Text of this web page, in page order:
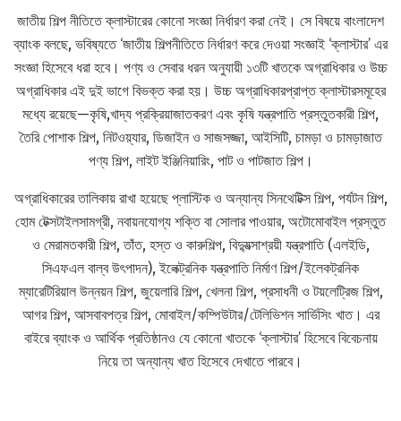
জাতীয় শিল্প নীতিতে ক্লাস্টারের কোনো সংজ্ঞা নির্ধারণ করা নেই। সে বিষয়ে বাংলাদেশ
ব্যাংক বলছে, ভবিষ্যতে ‘জাতীয় শিল্পনীতিতে নির্ধারণ করে দেওয়া সংজ্ঞাই ‘ক্লাস্টার’ এর
সংজ্ঞা হিসেবে ধরা হবে। পণ্য ও সেবার ধরন অনুযায়ী ১৩টি খাতকে অগ্রাধিকার ও উচ্চ
অগ্রাধিকার এই দুই ভাগে বিভক্ত করা হয়। উচ্চ অগ্রাধিকারপ্রাপ্ত ক্লাস্টারসমূহের
মধ্যে রয়েছে—কৃষি,খাদ্য প্রক্রিয়াজাতকরণ এবং কৃষি যন্ত্রপাতি প্রস্তুতকারী শিল্প,
তৈরি পোশাক শিল্প, নিটওয়্যার, ডিজাইন ও সাজসজ্জা, আইসিটি, চামড়া ও চামড়াজাত
পণ্য শিল্প, লাইট ইঞ্জিনিয়ারিং, পাট ও পাটজাত শিল্প।
অগ্রাধিকারের তালিকায় রাখা হয়েছে প্লাস্টিক ও অন্যান্য সিনথেটিক্স শিল্প, পর্যটন শিল্প,
হোম টেক্সটাইলসামগ্রী, নবায়নযোগ্য শক্তি বা সোলার পাওয়ার, অটোমোবাইল প্রস্তুত
ও মেরামতকারী শিল্প, তাঁত, হস্ত ও কারুশিল্প, বিদ্যুত্সাশ্রয়ী যন্ত্রপাতি (এলইডি,
সিএফএল বাল্ব উৎপাদন), ইলেক্ট্রনিক যন্ত্রপাতি নির্মাণ শিল্প/ইলেকট্রনিক
ম্যারেটিরিয়াল উন্নয়ন শিল্প, জুয়েলারি শিল্প, খেলনা শিল্প, প্রসাধনী ও টয়লেট্রিজ শিল্প,
আগর শিল্প, আসবাবপত্র শিল্প, মোবাইল/কম্পিউটার/টেলিভিশন সার্ভিসিং খাত। এর
বাইরে ব্যাংক ও আর্থিক প্রতিষ্ঠানও যে কোনো খাতকে ‘ক্লাস্টার’ হিসেবে বিবেচনায়
নিয়ে তা অন্যান্য খাত হিসেবে দেখাতে পারবে।